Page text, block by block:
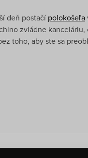
deň postačípolokošeľa
zvládne
toho, aby ste sa